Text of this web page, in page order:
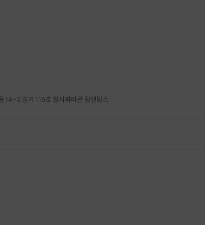
14-3 상가 116호 정자파라곤 탐앤탐스